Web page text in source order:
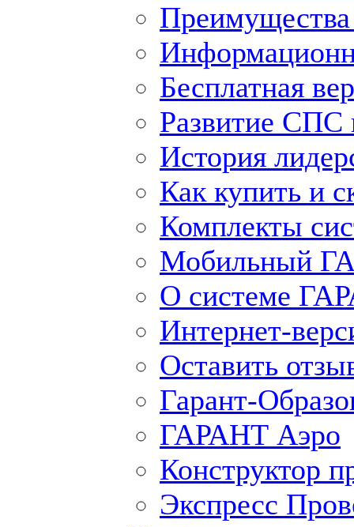
Бесплатная
Развитие СПС
История
Как купить и
Комплекты
Мобильный
О системе
Интернет-
Оставить
Гарант-
ГАРАНТ Аэро
Конструктор
Экспресс